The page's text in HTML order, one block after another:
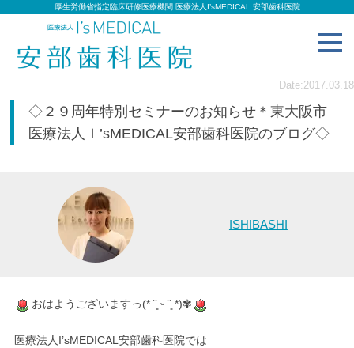
厚生労働省指定臨床研修医療機関 医療法人I’sMEDICAL 安部歯科医院
Date:2017.03.18
◇２９周年特別セミナーのお知らせ＊東大阪市
医療法人Ｉ’sMEDICAL安部歯科医院のブログ◇
ISHIBASHI
おはようございますっ(* ˘͈ ᵕ ˘͈ *)✾
医療法人I’sMEDICAL安部歯科医院では